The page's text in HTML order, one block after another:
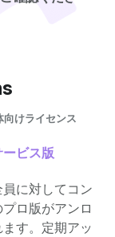
向けライセンス
ビス版
に対してコン
ロ版がアンロ
す。定期アッ